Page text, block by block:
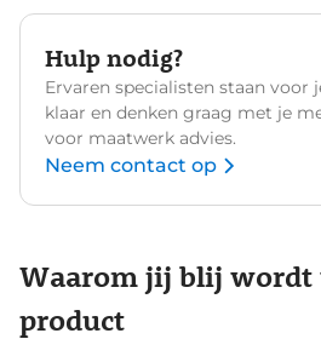
Hulp nodig?
Ervaren specialisten staan voor
klaar en denken graag met je
voor maatwerk advies.
Neem contact op
Waarom jij blij wordt
product